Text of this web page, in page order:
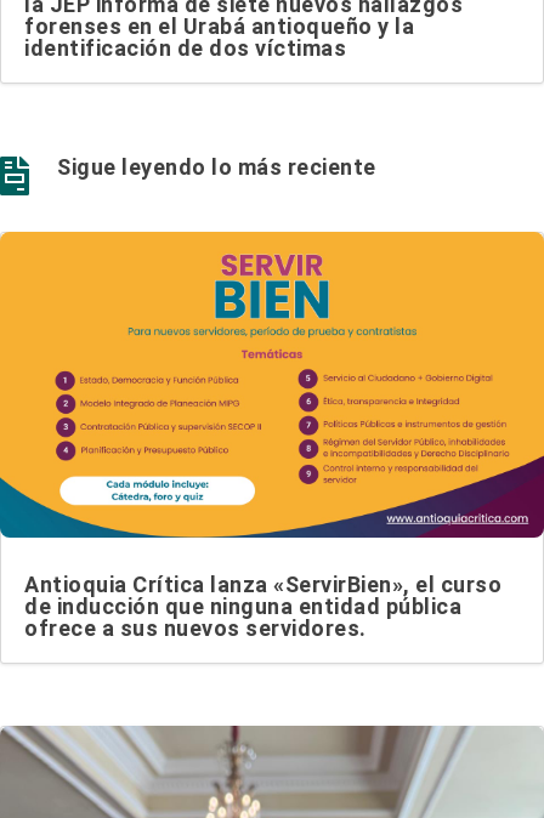
forenses en el Urabá antioqueño y la
identificación de dos víctimas
 Sigue leyendo lo más reciente
Antioquia Crítica lanza «ServirBien», el curso
de inducción que ninguna entidad pública
ofrece a sus nuevos servidores.